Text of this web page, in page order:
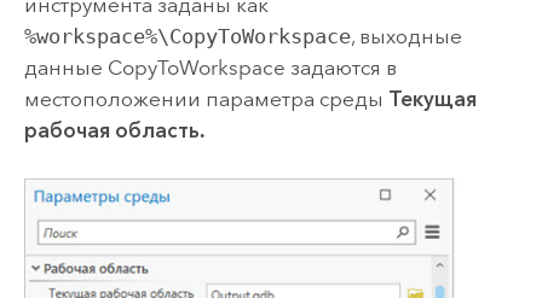
%workspace%\CopyToWorkspace, выходные
данные CopyToWorkspace задаются в
местоположении параметра среды Текущая
рабочая область.